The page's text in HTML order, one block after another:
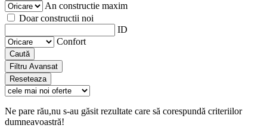
An constructie maxim
Doar constructii noi
ID
Confort
Caută
Filtru Avansat
Reseteaza
Ne pare rău,nu s-au găsit rezultate care să corespundă criteriilor
dumneavoastră!